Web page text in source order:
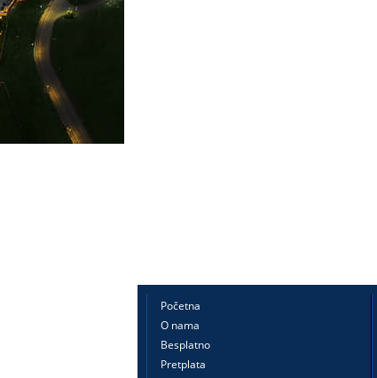
Početna
O nama
Besplatno
Pretplata